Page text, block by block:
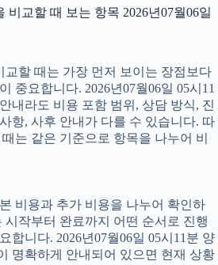
비교할 때 보는 항목 2026년07월06일
교할 때는 가장 먼저 보이는 장점보다
중요합니다. 2026년07월06일 05시11
내라도 비용 포함 범위, 상담 방식, 진
항, 사후 안내가 다를 수 있습니다. 따
는 같은 기준으로 항목을 나누어 비
비용과 추가 비용을 나누어 확인하
시작부터 완료까지 어떤 순서로 진행
합니다. 2026년07월06일 05시11분 양
명확하게 안내되어 있으면 현재 상황